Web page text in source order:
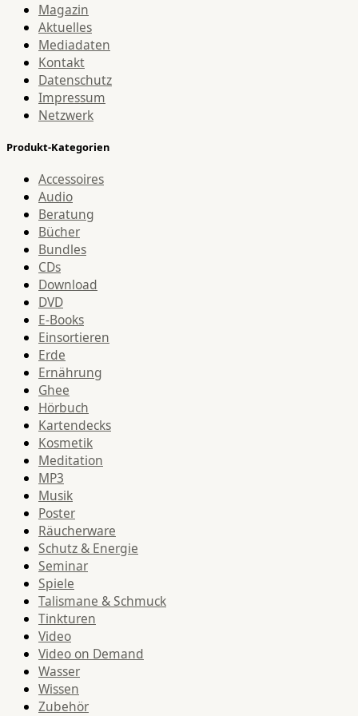
Magazin
Aktuelles
Mediadaten
Kontakt
Datenschutz
Impressum
Netzwerk
Produkt-Kategorien
Accessoires
Audio
Beratung
Bücher
Bundles
CDs
Download
DVD
E-Books
Einsortieren
Erde
Ernährung
Ghee
Hörbuch
Kartendecks
Kosmetik
Meditation
MP3
Musik
Poster
Räucherware
Schutz & Energie
Seminar
Spiele
Talismane & Schmuck
Tinkturen
Video
Video on Demand
Wasser
Wissen
Zubehör